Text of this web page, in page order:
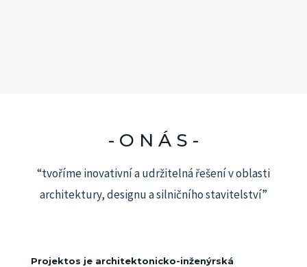
- O N Á S -
“tvoříme inovativní a udržitelná řešení v oblasti
architektury, designu a silničního stavitelství”
Projektos je architektonicko-inženýrská